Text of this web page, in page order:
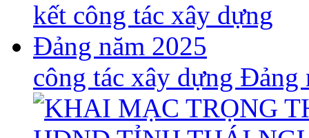
công tác xây dựng Đảng